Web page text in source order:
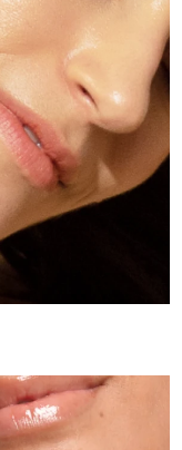
预计送达日期
预计送达日期
预计送达日期8/15/26
预计送达日期 8/12/26
预计送达日期
预计送达日期8/14/26
预计送达日期